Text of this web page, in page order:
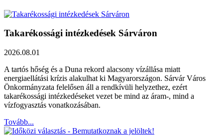
Takarékossági intézkedések Sárváron
2026.08.01
A tartós hőség és a Duna rekord alacsony vízállása miatt
energiaellátási krízis alakulhat ki Magyarországon. Sárvár Város
Önkormányzata felelősen áll a rendkívüli helyzethez, ezért
takarékossági intézkedéseket vezet be mind az áram-, mind a
vízfogyasztás vonatkozásában.
Tovább...